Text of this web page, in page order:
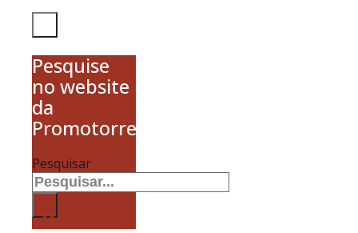
Pesquise
no website
da
Promotorres
Pesquisar
×